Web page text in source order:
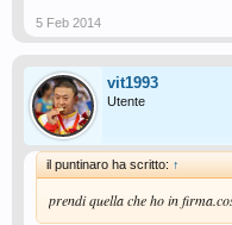
5 Feb 2014
vit1993
Utente
il puntinaro ha scritto: ↑
prendi quella che ho in